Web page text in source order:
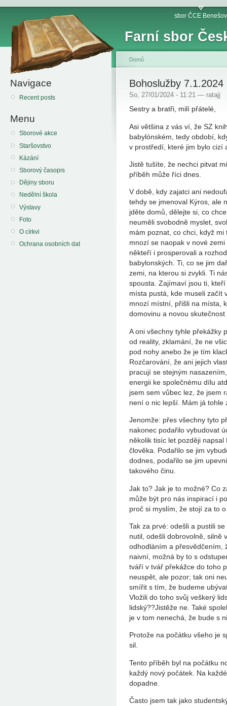
Farní sbor
sbor ČCE Benešov
Navigace
Recent posts
Menu
Sborové akce
Staršovstvo
Kázání
Sborový časopis
Dějiny sboru
Nedělní škola
Výstavy
Foto
O církvi
Ochrana osobních dat
Domů
Bohoslužby
So, 27/01/2024 - 11:21 — ratajj
Sestry a bratři, milí přátelé,
Asi většina z vás ví, že SZ
babylónském, tedy období,
v prostředí, které jim bylo cizí
Jistě tušíte, že nechci pitvat
příběh může říci dnes.
V době, kdy zajatci ani
tehdy se jmenoval Kýros, ale
jděte domů, dělejte si, co
neuměli svobodně myslet,
mám poznat, co chci, když
mnozí se naopak v nové
někteří i prosperovali a
babylonských. Ti, co se jim
zemi, na kterou si zvykli. Ti
spousta. Zajímaví jsou ti,
místa pustá, kde museli začít
mnozí místní, přišli na místa,
domovinu a novou skutečnost
A oni všechny tyhle překážky
od reality, zklamání, že ne
pod nohy anebo že je tím
Rozčarování, že ani jejich
pracují se stejným
energii ke společnému dílu
jsem sem vůbec lez, že jsem
není o nic lepší. Mám já tohle
Jenomže: přes všechny tyto
nakonec podařilo vybudovat
několik tisíc let později
člověka. Podařilo se jim
dodnes, podařilo se jim
takového činu.
Jak to? Jak je to možné? Co
může být pro nás inspirací i
proč si myslím, že stojí za to
Tak za prvé: odešli a pustili
nutil, odešli dobrovolně, silně
odhodláním a přesvědčením,
naivní, možná by to s
tváří v tvář překážce do toho
neuspět, ale pozor; tak oni
smířit s tím, že budeme
Vložili do toho svůj veškerý
lidský??Jistěže ne. Také
je v tom nenechá, že bude s
Protože na počátku všeho je
sil.
Tento příběh byl na počátku
každý nový počátek. Na
dopadne.
Často jsem tak jako